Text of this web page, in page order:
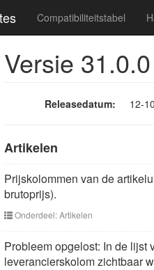
Compatibiliteitstabel
Versie 31.0.0
Releasedatum: 12-
Artikelen
Prijskolommen van de
brutoprijs).
Onderdeel: Artikelen
Probleem opgelost: In de lijst
leverancierskolom zichtbaar